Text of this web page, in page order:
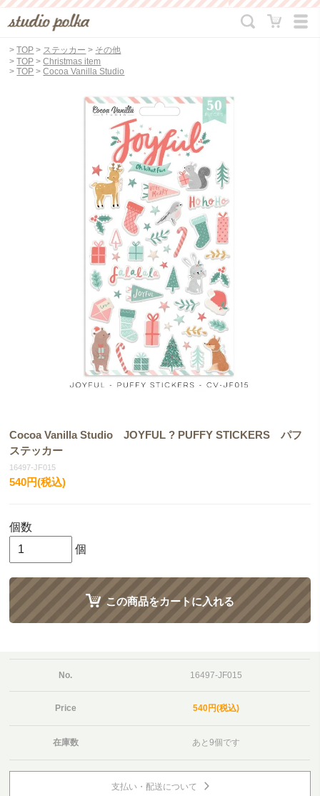
>TOP > ステッカー > その他
>TOP >Christmas item
>TOP >Cocoa Vanilla Studio
Cocoa Vanilla Studio JOYFUL ? PUFFY STICKERS パフ
ステッカー
16497-JF015
540円(税込)
個数
個
この商品をカートに入れる
No. 16497-JF015
Price 540円(税込)
在庫数 あと9個です
支払い・配送について